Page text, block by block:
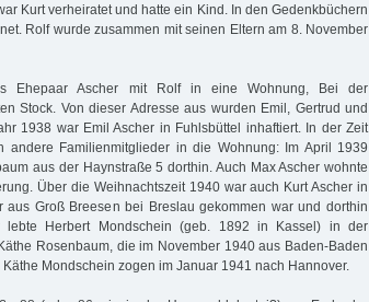
Kurt verheiratet und hatte ein Kind. In den Gedenkbüchern
Rolf wurde zusammen mit seinen Eltern am 8. November
Ehepaar Ascher mit Rolf in eine Wohnung, Bei der
Stock. Von dieser Adresse aus wurden Emil, Gertrud und
1938 war Emil Ascher in Fuhlsbüttel inhaftiert. In der Zeit
andere Familienmitglieder in die Wohnung: Im April 1939
aus der Haynstraße 5 dorthin. Auch Max Ascher wohnte
Über die Weihnachtszeit 1940 war auch Kurt Ascher in
aus Groß Breesen bei Breslau gekommen war und dorthin
lebte Herbert Mondschein (geb. 1892 in Kassel) in der
Rosenbaum, die im November 1940 aus Baden-Baden
Mondschein zogen im Januar 1941 nach Hannover.